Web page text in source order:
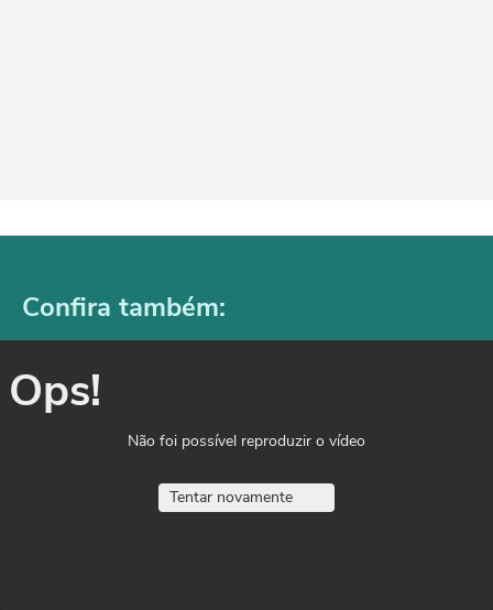
Confira também:
Ops!
Não foi possível reproduzir o vídeo
Tentar novamente